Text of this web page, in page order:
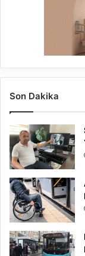
Son Dakika